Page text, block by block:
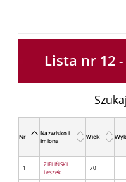
Lista nr 12 -
Nr
Nazwisko i
Imiona
Wiek
1
ZIELIŃSKI
Leszek
70